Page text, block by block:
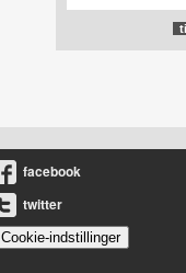
facebook
twitter
Cookie-indstillinger